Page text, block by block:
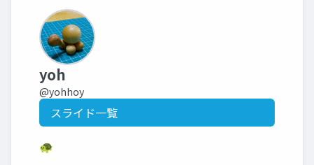
yoh
@yohhoy
スライド一覧
🐢